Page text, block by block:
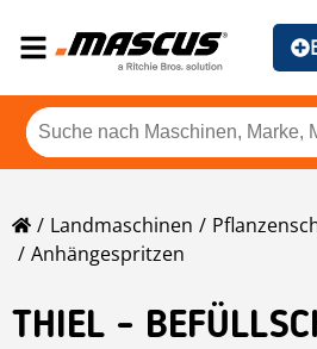
Landmaschinen
Anhängespritzen
THIEL -